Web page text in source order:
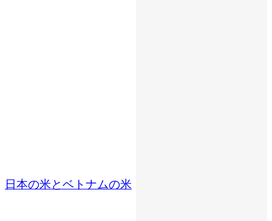
日本の米とベトナムの米